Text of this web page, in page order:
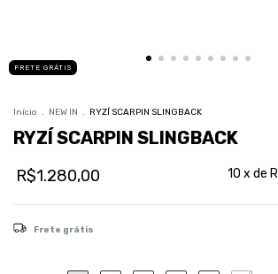
FRETE GRÁTIS
Início . NEW IN . RYZÍ SCARPIN SLINGBACK
RYZÍ SCARPIN SLINGBACK
R$1.280,00 10 x de
Frete grátis